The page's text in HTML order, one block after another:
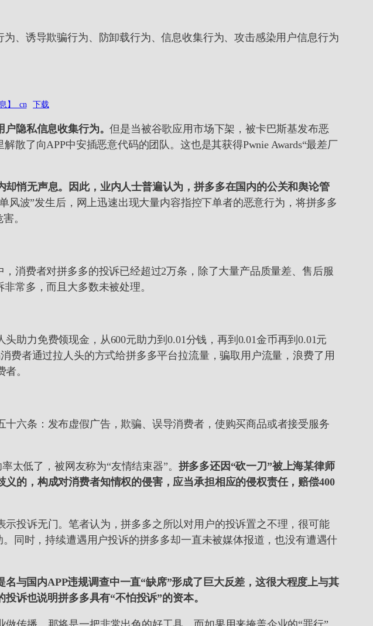
、诱导欺骗行为、防卸载行为、信息收集行为、攻击感染用户信息行为
】_cn 下载
户隐私信息收集行为。但是当被谷歌应用市场下架，被卡巴斯基发布恶
散了向APP中安插恶意代码的团队。这也是其获得Pwnie Awards“最差厂
悄无声息。因此，业内人士普遍认为，拼多多在国内的公关和舆论管
风波”发生后，网上迅速出现大量内容指控下单者的恶意行为，将拼多多
。
消费者对拼多多的投诉已经超过2万条，除了大量产品质量差、售后服
常多，而且大多数未被处理。
助力免费领现金，从600元助力到0.01分钱，再到0.01金币再到0.01元
费者通过拉人头的方式给拼多多平台拉流量，骗取用户流量，浪费了用
。
六条：发布虚假广告，欺骗、误导消费者，使购买商品或者接受服务
太低了，被网友称为“友情结束器”。 拼多多还因“砍一刀”被上海某律师
的，构成对消费者知情权的侵害，应当承担相应的侵权责任，赔偿400
投诉无门。笔者认为，拼多多之所以对用户的投诉置之不理，很可能
同时，持续遭遇用户投诉的拼多多却一直未被媒体报道，也没有遭遇什
与国内APP违规调查中一直“缺席”形成了巨大反差，这很大程度上与其
诉也说明拼多多具有“不怕投诉”的资本。